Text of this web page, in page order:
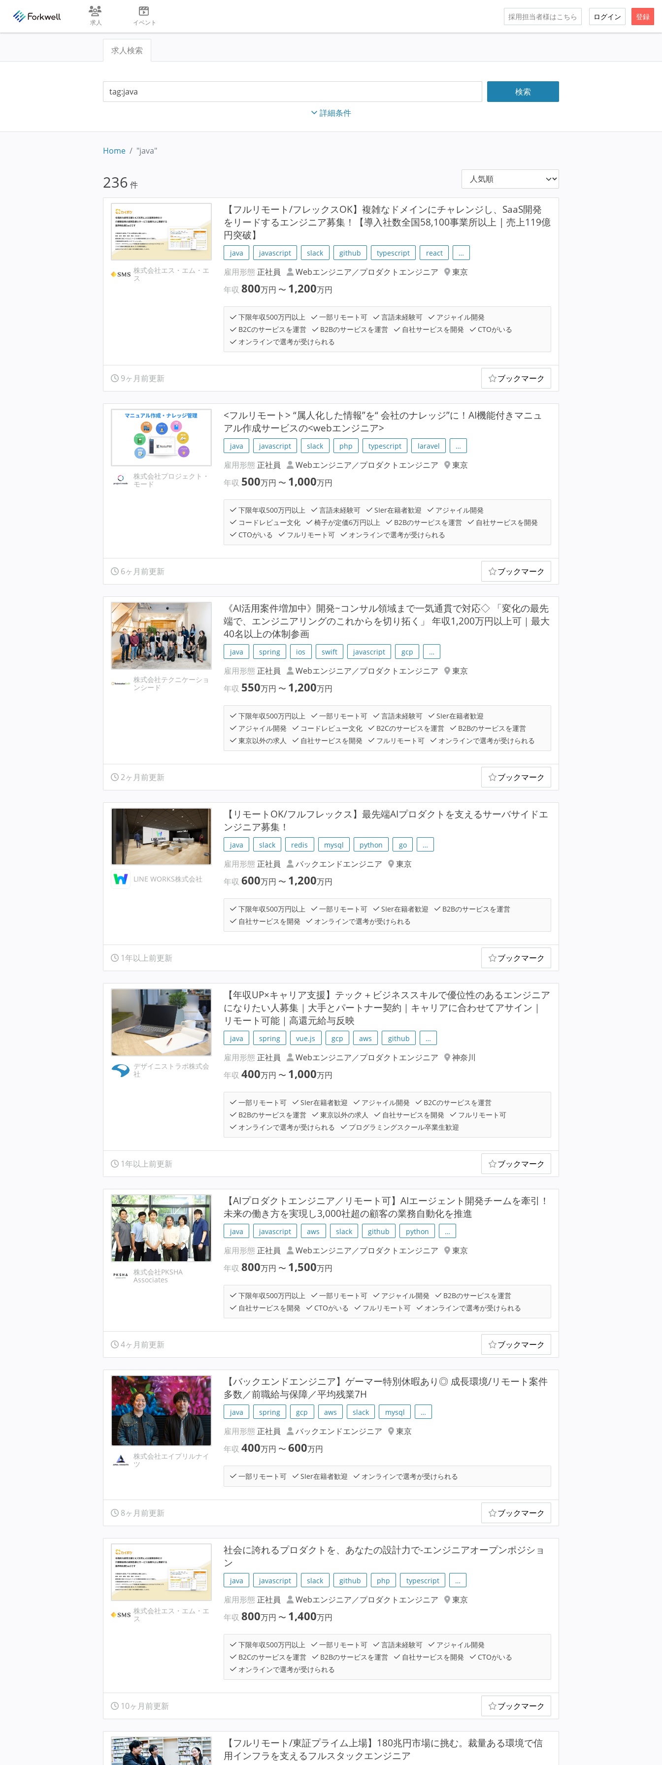
求人 イベント
採用担当者様はこちら ログイン 登録
求人検索
詳細条件
Home "java"
236 件
株式会社エス・エム・エ
ス
【フルリモート/フレックスOK】複雑なドメインにチャレンジし、SaaS開発
をリードするエンジニア募集！【導入社数全国58,100事業所以上 | 売上119億
円突破】
java javascript slack github typescript react …
雇用形態 正社員 Webエンジニア／プロダクトエンジニア
東京
年収800万円 〜 1,200万円
下限年収500万円以上 一部リモート可 言語未経験可
アジャイル開発
B2Cのサービスを運営
B2Bのサービスを運営 自社サービスを開発
CTOがいる
オンラインで選考が受けられる
9ヶ月前更新 ブックマーク
株式会社プロジェクト・
モード
<フルリモート> “属人化した情報”を“ 会社のナレッジ”に！AI機能付きマニュ
アル作成サービスの<webエンジニア>
java javascript slack php typescript laravel …
雇用形態 正社員 Webエンジニア／プロダクトエンジニア
東京
年収 500万円 〜 1,000万円
下限年収500万円以上 言語未経験可 SIer在籍者歓迎
アジャイル開発
コードレビュー文化
椅子が定価6万円以上 B2Bのサービスを運営
自社サービスを開発
CTOがいる
フルリモート可 オンラインで選考が受けられる
6ヶ月前更新 ブックマーク
株式会社テクニケーショ
ンシード
《AI活用案件増加中》開発~コンサル領域まで一気通貫で対応◇ 「変化の最先
端で、エンジニアリングのこれからを切り拓く」 年収1,200万円以上可｜最大
40名以上の体制参画
java spring ios swift javascript gcp …
雇用形態 正社員 Webエンジニア／プロダクトエンジニア
東京
年収 550万円 〜 1,200万円
下限年収500万円以上 一部リモート可 言語未経験可
SIer在籍者歓迎
アジャイル開発
コードレビュー文化 B2Cのサービスを運営
B2Bのサービスを運営
東京以外の求人
自社サービスを開発 フルリモート可 オンラインで選考が受けられる
2ヶ月前更新 ブックマーク
LINE WORKS株式会社
【リモートOK/フルフレックス】最先端AIプロダクトを支えるサーバサイドエ
ンジニア募集！
java slack redis mysql python go …
雇用形態 正社員 バックエンドエンジニア
東京
年収600万円 〜 1,200万円
下限年収500万円以上 一部リモート可 SIer在籍者歓迎
B2Bのサービスを運営
自社サービスを開発
オンラインで選考が受けられる
1年以上前更新 ブックマーク
デザイニストラボ株式会
社
【年収UP×キャリア支援】テック＋ビジネススキルで優位性のあるエンジニア
になりたい人募集｜大手とパートナー契約｜キャリアに合わせてアサイン｜
リモート可能｜高還元給与反映
java spring vue.js gcp aws github …
雇用形態 正社員 Webエンジニア／プロダクトエンジニア
神奈川
年収400万円 〜 1,000万円
一部リモート可 SIer在籍者歓迎 アジャイル開発
B2Cのサービスを運営
B2Bのサービスを運営
東京以外の求人 自社サービスを開発
フルリモート可
オンラインで選考が受けられる
プログラミングスクール卒業生歓迎
1年以上前更新 ブックマーク
株式会社PKSHA
Associates
【AIプロダクトエンジニア／リモート可】AIエージェント開発チームを牽引！
未来の働き方を実現し3,000社超の顧客の業務自動化を推進
java javascript aws slack github python …
雇用形態 正社員 Webエンジニア／プロダクトエンジニア
東京
年収800万円 〜 1,500万円
下限年収500万円以上 一部リモート可 アジャイル開発
B2Bのサービスを運営
自社サービスを開発
CTOがいる フルリモート可 オンラインで選考が受けられる
4ヶ月前更新 ブックマーク
株式会社エイプリルナイ
ツ
【バックエンドエンジニア】ゲーマー特別休暇あり◎ 成長環境/リモート案件
多数／前職給与保障／平均残業7H
java spring gcp aws slack mysql …
雇用形態 正社員 バックエンドエンジニア
東京
年収400万円 〜600万円
一部リモート可 SIer在籍者歓迎 オンラインで選考が受けられる
8ヶ月前更新 ブックマーク
株式会社エス・エム・エ
ス
社会に誇れるプロダクトを、あなたの設計力で-エンジニアオープンポジショ
ン
java javascript slack github php typescript …
雇用形態 正社員 Webエンジニア／プロダクトエンジニア
東京
年収800万円 〜 1,400万円
下限年収500万円以上 一部リモート可 言語未経験可
アジャイル開発
B2Cのサービスを運営
B2Bのサービスを運営 自社サービスを開発
CTOがいる
オンラインで選考が受けられる
10ヶ月前更新 ブックマーク
【フルリモート/東証プライム上場】180兆円市場に挑む。裁量ある環境で信
用インフラを支えるフルスタックエンジニア